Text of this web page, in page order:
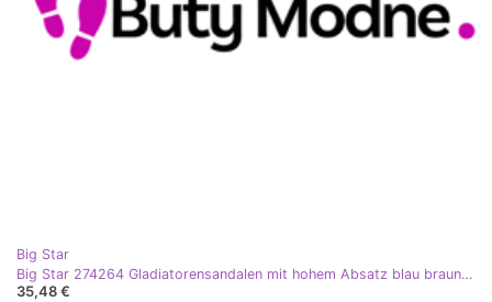
Big Star
Big Star 274264 Gladiatorensandalen mit hohem Absatz blau braun schwarz
35,48 €